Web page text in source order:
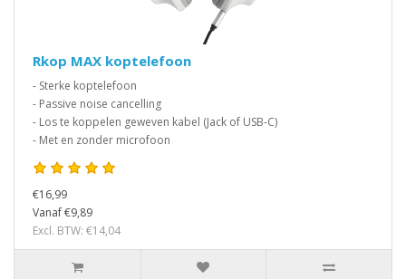
Rkop MAX koptelefoon
- Sterke koptelefoon
- Passive noise cancelling
- Los te koppelen geweven kabel (Jack of USB-C)
- Met en zonder microfoon
€16,99
Vanaf €9,89
Excl. BTW: €14,04